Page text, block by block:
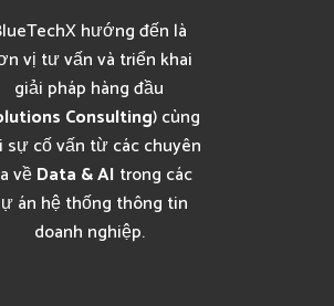
hướng đến là
vị tư vấn và triển khai
giải pháp hàng đầu
Consulting) cùng
sự cố vấn từ các chuyên
vềData & AI trong các
án hệ thống thông tin
doanh nghiệp.